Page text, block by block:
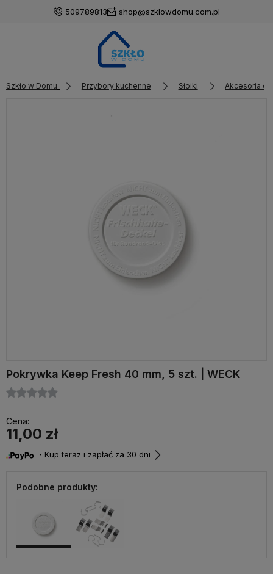
509789813 shop@szklowdomu.com.pl
Szkło w Domu Przybory kuchenne Słoiki Akcesoria
Pokrywka Keep Fresh 40 mm, 5 szt. | WECK
Cena:
11,00 zł
・Kup teraz i zapłać za 30 dni
Podobne produkty: